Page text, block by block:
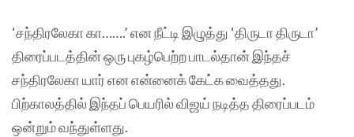
‘சந்திரலேகா கா…….’ என நீட்டி இழுத்து ‘திருடா திருடா’
திரைப்படத்தின் ஒரு புகழ்பெற்ற பாடல்தான் இந்தச்
சந்திரலேகா யார் என என்னைக் கேட்க வைத்தது.
பிற்காலத்தில் இந்தப் பெயரில் விஜய் நடித்த திரைப்படம்
ஒன்றும் வந்துள்ளது.